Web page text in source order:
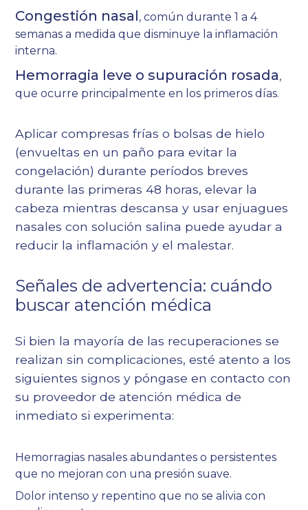
Congestión nasal, común durante 1 a 4
semanas a medida que disminuye la inflamación
interna.
Hemorragia leve o supuración rosada,
que ocurre principalmente en los primeros días.
Aplicar compresas frías o bolsas de hielo
(envueltas en un paño para evitar la
congelación) durante períodos breves
durante las primeras 48 horas, elevar la
cabeza mientras descansa y usar enjuagues
nasales con solución salina puede ayudar a
reducir la inflamación y el malestar.
Señales de advertencia: cuándo
buscar atención médica
Si bien la mayoría de las recuperaciones se
realizan sin complicaciones, esté atento a los
siguientes signos y póngase en contacto con
su proveedor de atención médica de
inmediato si experimenta:
Hemorragias nasales abundantes o persistentes
que no mejoran con una presión suave.
Dolor intenso y repentino que no se alivia con